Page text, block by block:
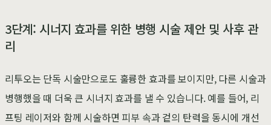
3단계: 시너지 효과를 위한 병행 시술 제안 및 사후 관
리
리투오는 단독 시술만으로도 훌륭한 효과를 보이지만, 다른 시술과
병행했을 때 더욱 큰 시너지 효과를 낼 수 있습니다. 예를 들어, 리
프팅 레이저와 함께 시술하면 피부 속과 겉의 탄력을 동시에 개선